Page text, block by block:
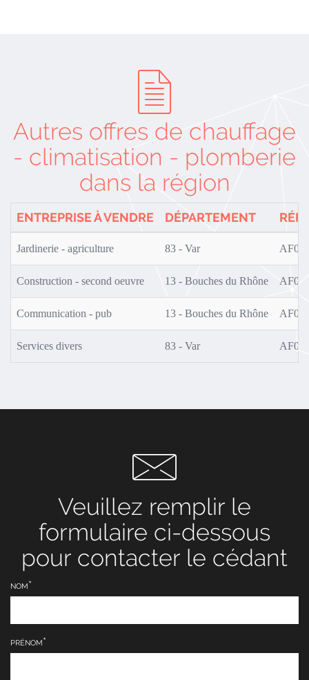
Autres offres de chauffage
- climatisation - plomberie
dans la région
ENTREPRISE À VENDRE DÉPARTEMENT
Jardinerie - agriculture 83 - Var
Construction - second oeuvre 13 - Bouches du Rhône
Communication - pub 13 - Bouches du Rhône
Services divers 83 - Var
Veuillez remplir le
formulaire ci-dessous
pour contacter le cédant
NOM
PRÉNOM